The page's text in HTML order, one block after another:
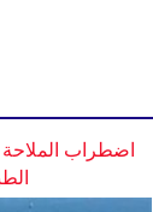
اضطراب